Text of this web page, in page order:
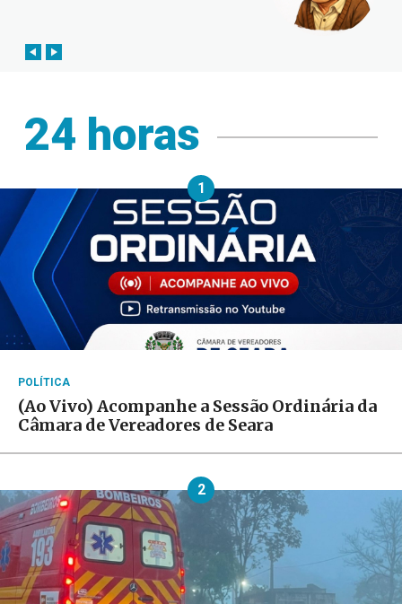
24 horas
1
POLÍTICA
(Ao Vivo) Acompanhe a Sessão Ordinária da
Câmara de Vereadores de Seara
2